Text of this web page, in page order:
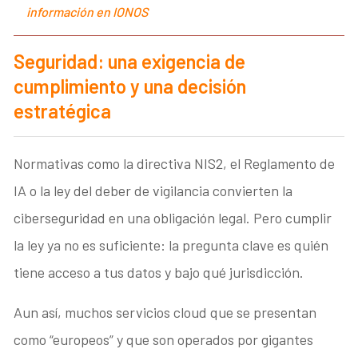
información en IONOS
Seguridad: una exigencia de
cumplimiento y una decisión
estratégica
Normativas como la directiva NIS2, el Reglamento de
IA o la ley del deber de vigilancia convierten la
ciberseguridad en una obligación legal. Pero cumplir
la ley ya no es suficiente: la pregunta clave es quién
tiene acceso a tus datos y bajo qué jurisdicción.
Aun así, muchos servicios cloud que se presentan
como “europeos” y que son operados por gigantes